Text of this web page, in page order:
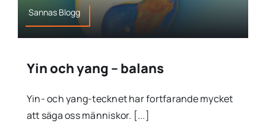
Sannas Blogg
Yin och yang – balans
Yin- och yang-tecknet har fortfarande mycket
att säga oss människor. [...]